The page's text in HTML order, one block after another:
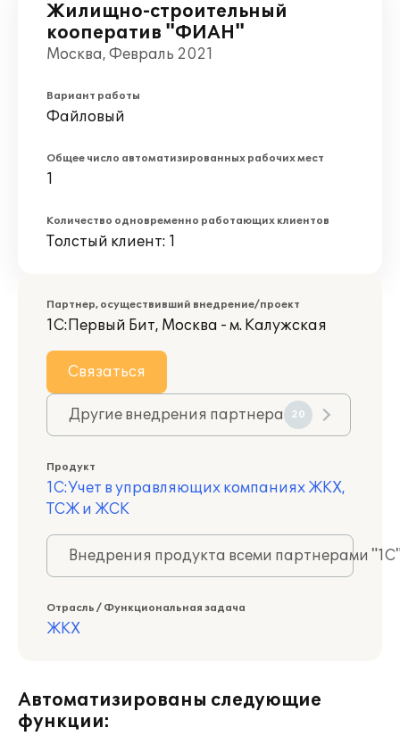
Жилищно-строительный
кооператив "ФИАН"
Москва, Февраль 2021
Вариант работы
Файловый
Общее число автоматизированных рабочих мест
1
Количество одновременно работающих клиентов
Толстый клиент: 1
Партнер, осуществивший внедрение/проект
1С:Первый Бит, Москва - м. Калужская
Связаться
Другие внедрения партнера 20
Продукт
1С:Учет в управляющих компаниях ЖКХ,
ТСЖ и ЖСК
Внедрения продукта всеми партнерами
Отрасль / Функциональная задача
ЖКХ
Автоматизированы следующие
функции: